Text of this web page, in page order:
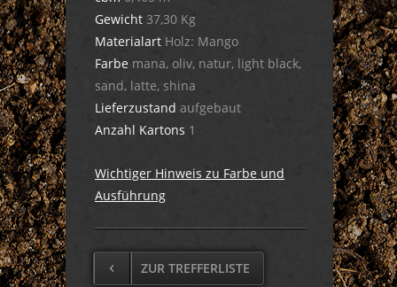
Gewicht 37,30 Kg
Materialart Holz: Mango
Farbe mana, oliv, natur, light black,
sand, latte, shina
Lieferzustand aufgebaut
Anzahl Kartons 1
Wichtiger Hinweis zu Farbe und
Ausführung
ZUR TREFFERLISTE